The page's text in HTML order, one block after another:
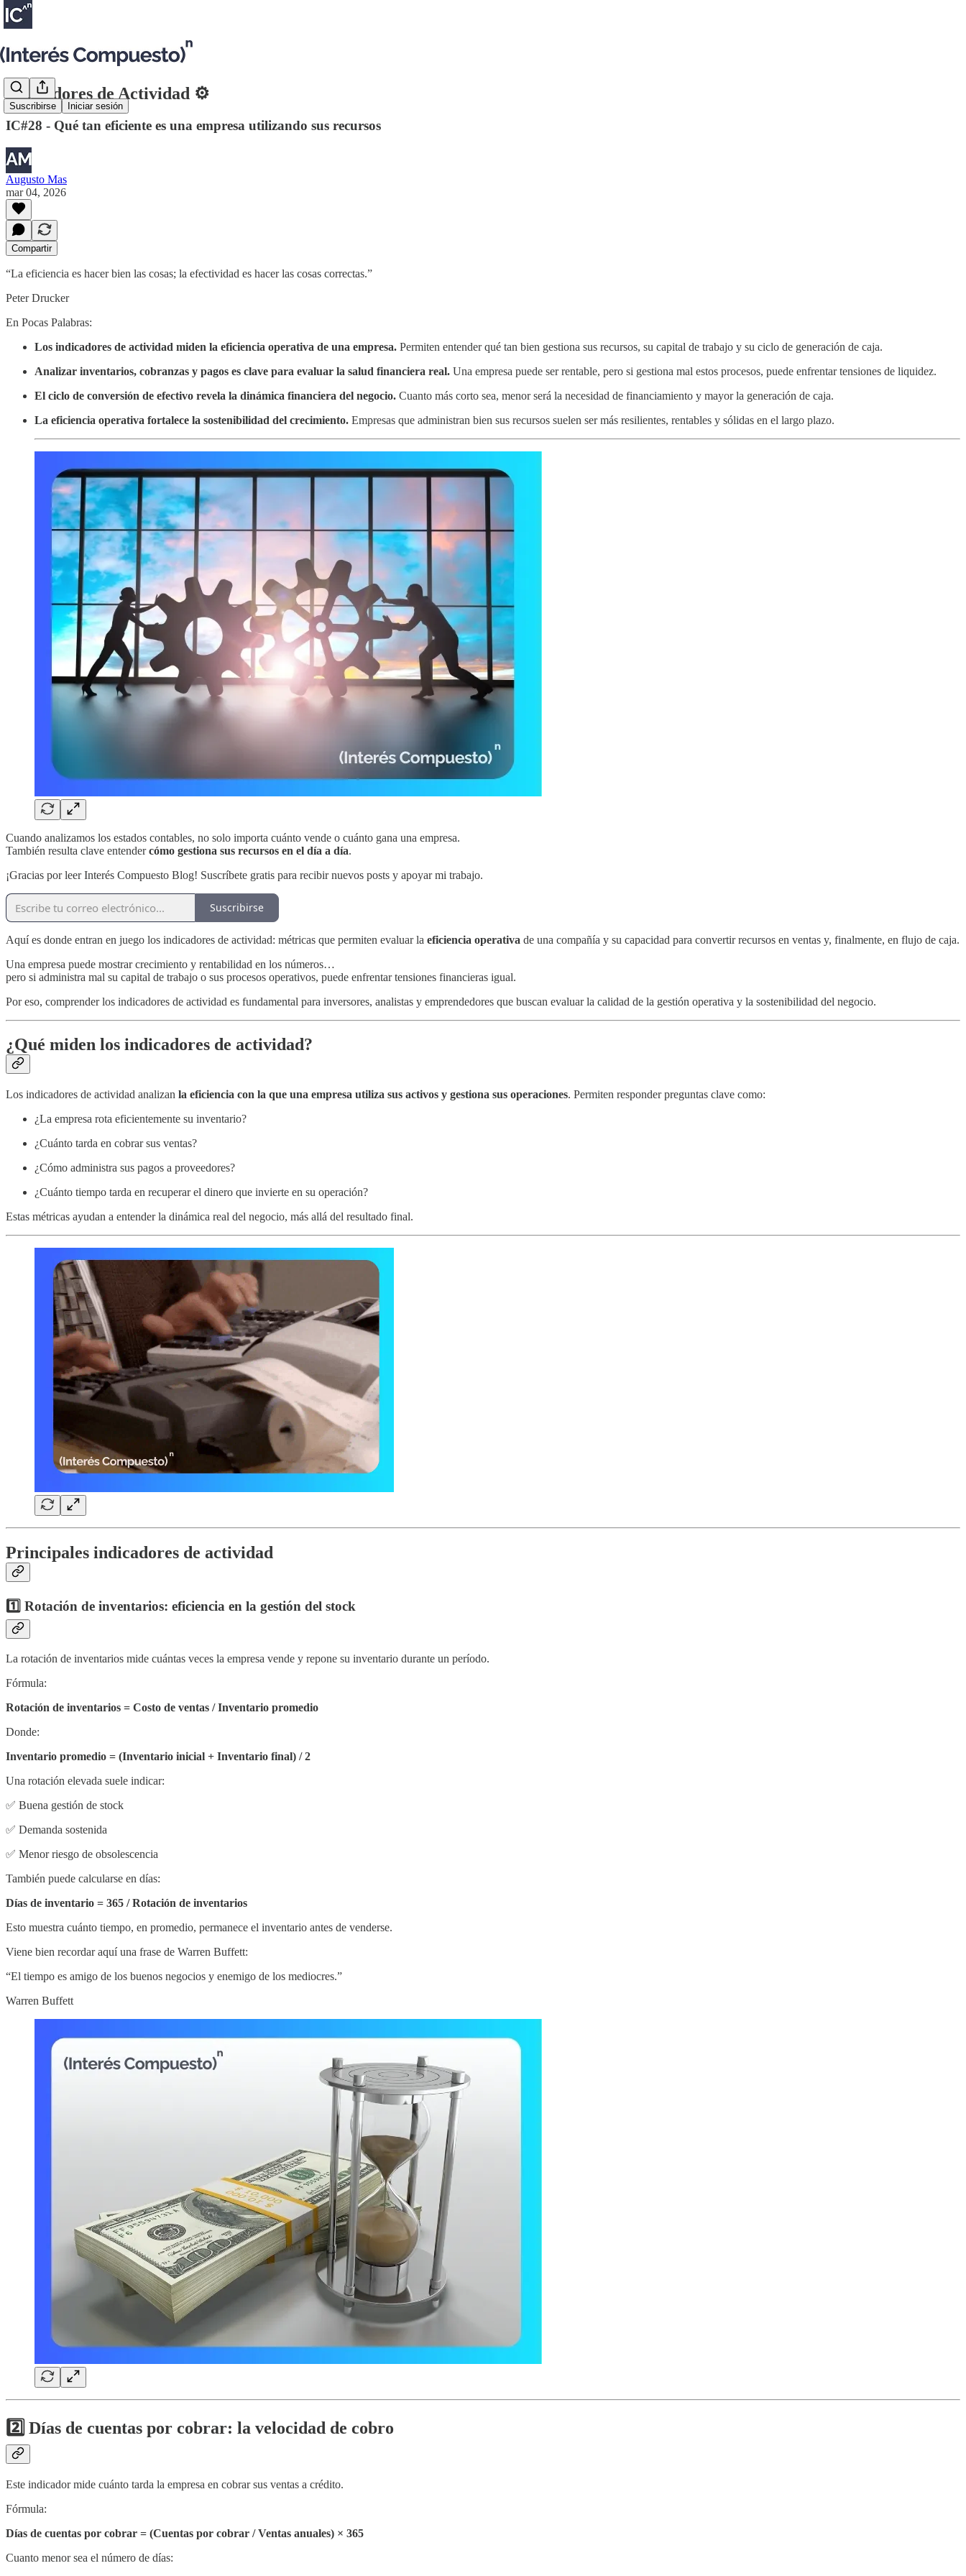
Suscribirse Iniciar sesión
Indicadores de Actividad ⚙
IC#28 - Qué tan eficiente es una empresa utilizando sus recursos
Augusto Mas
mar 04, 2026
Compartir
“La eficiencia es hacer bien las cosas; la efectividad es hacer las cosas correctas.”
Peter Drucker
En Pocas Palabras:
Los indicadores de actividad miden la eficiencia operativa de una empresa. Permiten entender qué tan bien gestiona sus recursos, su capital de trabajo y su ciclo de generación de caja.
Analizar inventarios, cobranzas y pagos es clave para evaluar la salud financiera real. Una empresa puede ser rentable, pero si gestiona mal estos procesos, puede enfrentar tensiones de liquidez.
El ciclo de conversión de efectivo revela la dinámica financiera del negocio. Cuanto más corto sea, menor será la necesidad de financiamiento y mayor la generación de caja.
La eficiencia operativa fortalece la sostenibilidad del crecimiento. Empresas que administran bien sus recursos suelen ser más resilientes, rentables y sólidas en el largo plazo.
Cuando analizamos los estados contables, no solo importa cuánto vende o cuánto gana una empresa.
También resulta clave entendercómo gestiona sus recursos en el día a día.
¡Gracias por leer Interés Compuesto Blog! Suscríbete gratis para recibir nuevos posts y apoyar mi trabajo.
Suscribirse
Aquí es donde entran en juego los indicadores de actividad: métricas que permiten evaluar la eficiencia operativa de una compañía y su capacidad para convertir recursos en ventas y, finalmente, en flujo de caja.
Una empresa puede mostrar crecimiento y rentabilidad en los números…
pero si administra mal su capital de trabajo o sus procesos operativos, puede enfrentar tensiones financieras igual.
Por eso, comprender los indicadores de actividad es fundamental para inversores, analistas y emprendedores que buscan evaluar la calidad de la gestión operativa y la sostenibilidad del negocio.
¿Qué miden los indicadores de actividad?
Los indicadores de actividad analizan la eficiencia con la que una empresa utiliza sus activos y gestiona sus operaciones. Permiten responder preguntas clave como:
¿La empresa rota eficientemente su inventario?
¿Cuánto tarda en cobrar sus ventas?
¿Cómo administra sus pagos a proveedores?
¿Cuánto tiempo tarda en recuperar el dinero que invierte en su operación?
Estas métricas ayudan a entender la dinámica real del negocio, más allá del resultado final.
Principales indicadores de actividad
1️⃣ Rotación de inventarios: eficiencia en la gestión del stock
La rotación de inventarios mide cuántas veces la empresa vende y repone su inventario durante un período.
Fórmula:
Rotación de inventarios = Costo de ventas / Inventario promedio
Donde:
Inventario promedio = (Inventario inicial + Inventario final) / 2
Una rotación elevada suele indicar:
✅ Buena gestión de stock
✅ Demanda sostenida
✅ Menor riesgo de obsolescencia
También puede calcularse en días:
Días de inventario = 365 / Rotación de inventarios
Esto muestra cuánto tiempo, en promedio, permanece el inventario antes de venderse.
Viene bien recordar aquí una frase de Warren Buffett:
“El tiempo es amigo de los buenos negocios y enemigo de los mediocres.”
Warren Buffett
2️⃣ Días de cuentas por cobrar: la velocidad de cobro
Este indicador mide cuánto tarda la empresa en cobrar sus ventas a crédito.
Fórmula:
Días de cuentas por cobrar = (Cuentas por cobrar / Ventas anuales) × 365
Cuanto menor sea el número de días: